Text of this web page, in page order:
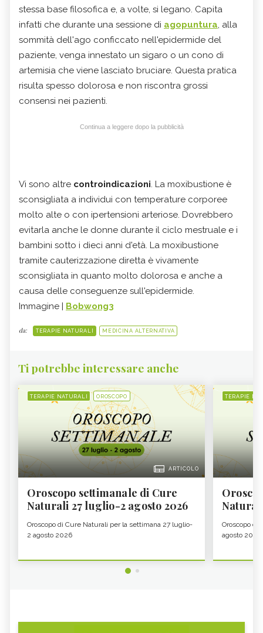
stessa base filosofica e, a volte, si legano. Capita
infatti che durante una sessione di agopuntura, alla
sommità dell'ago conficcato nell'epidermide del
paziente, venga innestato un sigaro o un cono di
artemisia che viene lasciato bruciare. Questa pratica
risulta spesso dolorosa e non riscontra grossi
consensi nei pazienti.
Continua a leggere dopo la pubblicità
Vi sono altre controindicazioni. La moxibustione è
sconsigliata a individui con temperature corporee
molto alte o con ipertensioni arteriose. Dovrebbero
evitarla anche le donne durante il ciclo mestruale e i
bambini sotto i dieci anni d'età. La moxibustione
tramite cauterizzazione diretta è vivamente
sconsigliata in quanto molto dolorosa e anche a
causa delle conseguenze sull'epidermide.
Immagine | Bobwong3
da: TERAPIE NATURALI MEDICINA ALTERNATIVA
Ti potrebbe interessare anche
TERAPIE NATURALI OROSCOPO
ARTICOLO
Oroscopo settimanale di Cure
Naturali 27 luglio-2 agosto 2026
Oroscopo di Cure Naturali per la settimana 27 luglio-
2 agosto 2026
TERAPIE
Oroscopo di
agosto 2026